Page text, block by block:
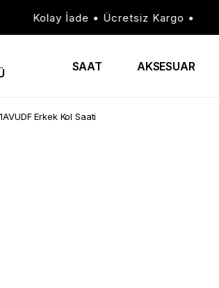
Kolay İade • Ücretsiz Kargo •
SAAT AKSESUAR
Erkek Kol Saati